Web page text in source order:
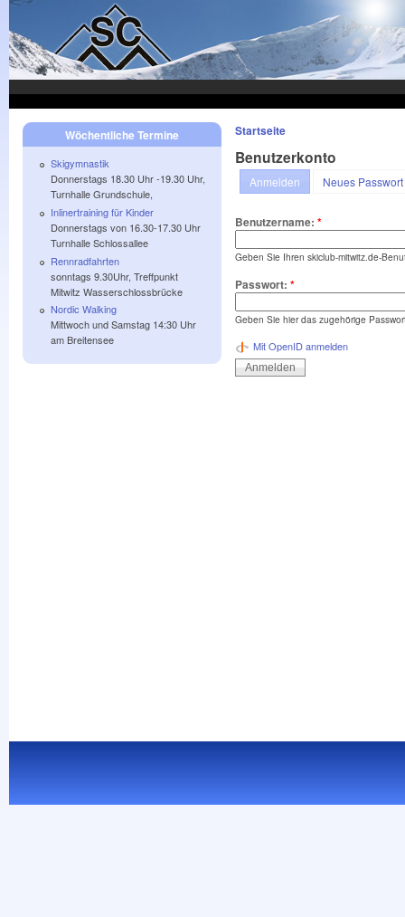
Skip to main content
Startseite
Benutzerkonto
Anmelden Neues
Benutzername: *
Geben Sie Ihren skiclub-mitwitz.de-
Passwort: *
Geben Sie hier das zugehörige
Mit OpenID anmelden
Wöchentliche Termine
Skigymnastik
Donnerstags 18.30 Uhr -19.30 Uhr,
Turnhalle Grundschule,
Inlinertraining für Kinder
Donnerstags von 16.30-17.30 Uhr
Turnhalle Schlossallee
Rennradfahrten
sonntags 9.30Uhr, Treffpunkt
Mitwitz Wasserschlossbrücke
Nordic Walking
Mittwoch und Samstag 14:30 Uhr
am Breitensee